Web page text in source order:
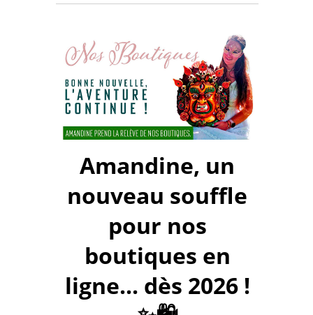
Amandine, un
nouveau souffle
pour nos
boutiques en
ligne... dès 2026 !